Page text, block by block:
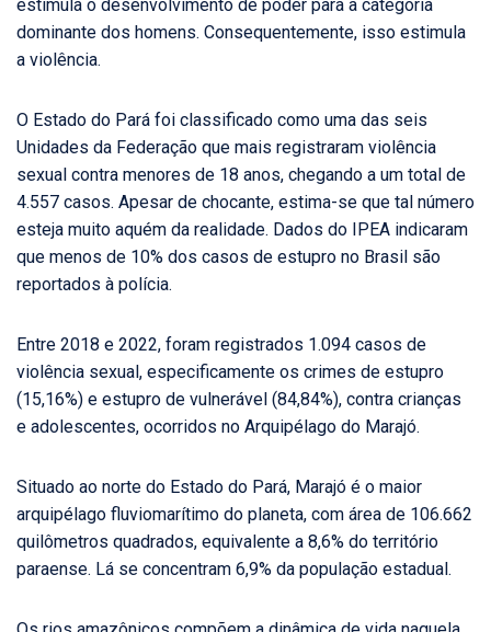
estimula o desenvolvimento de poder para a categoria
dominante dos homens. Consequentemente, isso estimula
a violência.
O Estado do Pará foi classificado como uma das seis
Unidades da Federação que mais registraram violência
sexual contra menores de 18 anos, chegando a um total de
4.557 casos. Apesar de chocante, estima-se que tal número
esteja muito aquém da realidade. Dados do IPEA indicaram
que menos de 10% dos casos de estupro no Brasil são
reportados à polícia.
Entre 2018 e 2022, foram registrados 1.094 casos de
violência sexual, especificamente os crimes de estupro
(15,16%) e estupro de vulnerável (84,84%), contra crianças
e adolescentes, ocorridos no Arquipélago do Marajó.
Situado ao norte do Estado do Pará, Marajó é o maior
arquipélago fluviomarítimo do planeta, com área de 106.662
quilômetros quadrados, equivalente a 8,6% do território
paraense. Lá se concentram 6,9% da população estadual.